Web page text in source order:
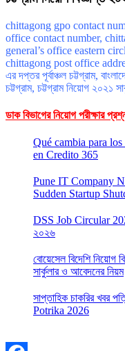
chittagong gpo contact
office contact number,
general’s office eastern
chittagong post office
এর দপ্তর পূর্বাঞ্চল চট্টগ্রাম,
চট্টগ্রাম, চট্টগ্রাম নিয়োগ ২০২১
ডাক বিভাগের নিয়োগ পরীক্ষার
Qué cambia para
en Credito 365
Pune IT Company
Sudden Startup
DSS Job Circular
২০২৬
বোয়েসেল বিদেশি
সার্কুলার ও আবেদনের নিয়ম
সাপ্তাহিক চাকরির
Potrika 2026